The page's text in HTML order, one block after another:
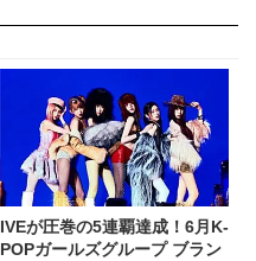
IVEが圧巻の5連覇達成！6月K-
POPガールズグループ ブラン